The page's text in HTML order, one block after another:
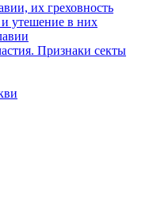
их греховность
утешение в них
Признаки секты